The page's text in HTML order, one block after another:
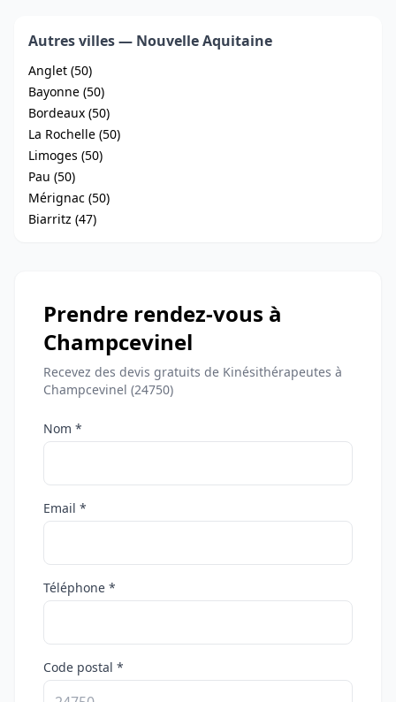
Autres villes — Nouvelle Aquitaine
Anglet (50)
Bayonne (50)
Bordeaux (50)
La Rochelle (50)
Limoges (50)
Pau (50)
Mérignac (50)
Biarritz (47)
Prendre rendez-vous à
Champcevinel
Recevez des devis gratuits de Kinésithérapeutes à
Champcevinel (24750)
Nom *
Email *
Téléphone *
Code postal *